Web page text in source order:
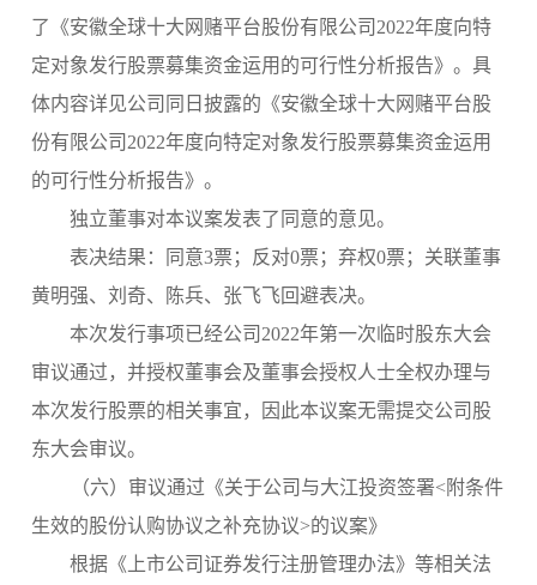
了《安徽全球十大网赌平台股份有限公司 2022年度向特
定对象发行股票募集资金运用的可行性分析报告》。具
体内容详见公司同日披露的《安徽全球十大网赌平台股
份有限公司 2022年度向特定对象发行股票募集资金运用
的可行性分析报告》。
独立董事对本议案发表了同意的意见。
表决结果：
同意3票； 反对0票；弃权0票；关联董事
黄明强、刘奇、陈兵、张飞飞回避表决。
本次发行事项已经公司 2022年第一次临时股东大会
审议通过，并授权董事会及董事会授权人士全权办理与
本次发行股票的相关事宜，因此本议案无需提交公司股
东大会审议。
（六）审议通过《关于公司与大江投资签署<附条件
生效的股份认购协议之补充协议>的议案》
根据《上市公司证券发行注册管理办法》等相关法